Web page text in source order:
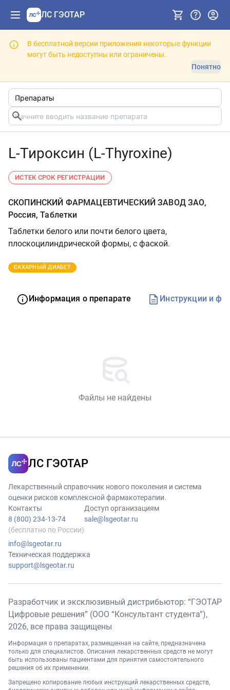
ЛС ГЭОТАР
В бесплатной версии приложения некоторые функции
могут быть недоступны или ограничены.
Понятно
L-Тироксин (L-Thyroxine)
ИСТЕК СРОК РЕГИСТРАЦИИ
СКОПИНСКИЙ ФАРМАЦЕВТИЧЕСКИЙ ЗАВОД ЗАО,
Россия, Таблетки
Таблетки белого или почти белого цвета,
плоскоцилиндрической формы, с фаской.
САХАРНЫЙ ДИАБЕТ
Информация о препарате Инструкции и
Файлы не найдены
ЛС ГЭОТАР
Лекарственный справочник нового поколения и система
оценки рисков комплексной фармакотерапии.
Контакты
8 (800) 234-13-74
(бесплатно по России)
info@lsgeotar.ru
Доступ организациям
sale@lsgeotar.ru
Техническая поддержка
support@lsgeotar.ru
Разработчик и эксклюзивный дистрибьютор: “ГЭОТАР
Цифровые решения” (ООО “Консультант студента”),
2026, все права защищены
Информация о препаратах, размещенная на сайте, предназначена
только для специалистов. Описания лекарственных средств не могут
быть использованы пациентами для принятия самостоятельного
решения об их применении.
Запрещено копирование любых инструкций лекарственных средств,